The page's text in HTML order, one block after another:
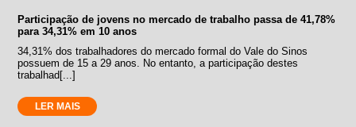
Participação de jovens no mercado de trabalho passa de 41,78%
para 34,31% em 10 anos
34,31% dos trabalhadores do mercado formal do Vale do Sinos
possuem de 15 a 29 anos. No entanto, a participação destes
trabalhad[...]
LER MAIS